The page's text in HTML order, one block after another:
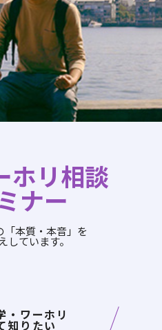
ホリ相談
ナー
本質・本音」を
しています。
・ワーホリ
知りたい